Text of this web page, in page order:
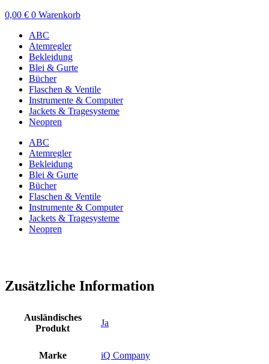
0,00 € 0 Warenkorb
ABC
Atemregler
Bekleidung
Blei & Gurte
Bücher
Flaschen & Ventile
Instrumente & Computer
Jackets & Tragesysteme
Neopren
ABC
Atemregler
Bekleidung
Blei & Gurte
Bücher
Flaschen & Ventile
Instrumente & Computer
Jackets & Tragesysteme
Neopren
Zusätzliche Information
Ausländisches
Produkt
Ja
Marke iQ Company